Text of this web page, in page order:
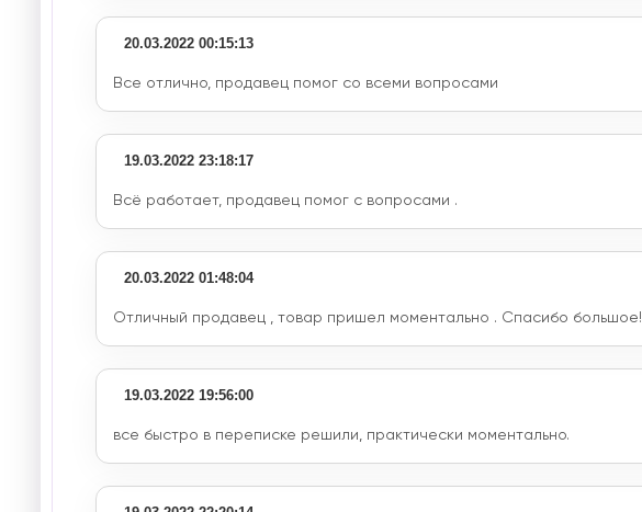
20.03.2022 00:15:13
Все отлично, продавец помог со всеми вопросами
19.03.2022 23:18:17
Всё работает, продавец помог с вопросами .
20.03.2022 01:48:04
Отличный продавец , товар пришел моментально . Спасибо большое!
19.03.2022 19:56:00
все быстро в переписке решили, практически моментально.